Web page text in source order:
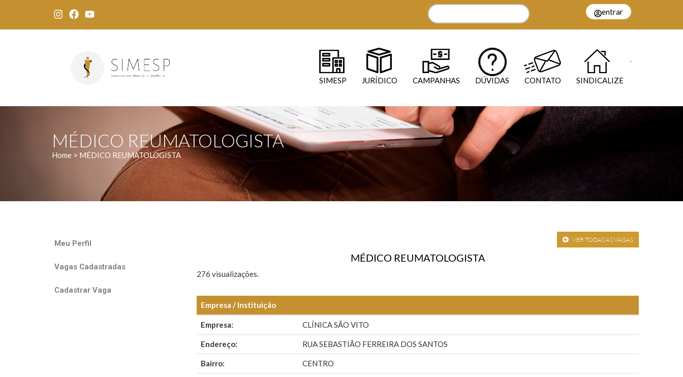
entrar
SIMESP JURÍDICO CAMPANHAS DÚVIDAS CONTATO SINDICALIZE
MÉDICO REUMATOLOGISTA
Home > MÉDICO REUMATOLOGISTA
Meu Perfil
Vagas Cadastradas
Cadastrar Vaga
VER TODAS AS VAGAS
MÉDICO REUMATOLOGISTA
276 visualizações.
Empresa / Instituição
Empresa: CLÍNICA SÃO VITO
Endereço: RUA SEBASTIÃO FERREIRA DOS SANTOS
Bairro: CENTRO